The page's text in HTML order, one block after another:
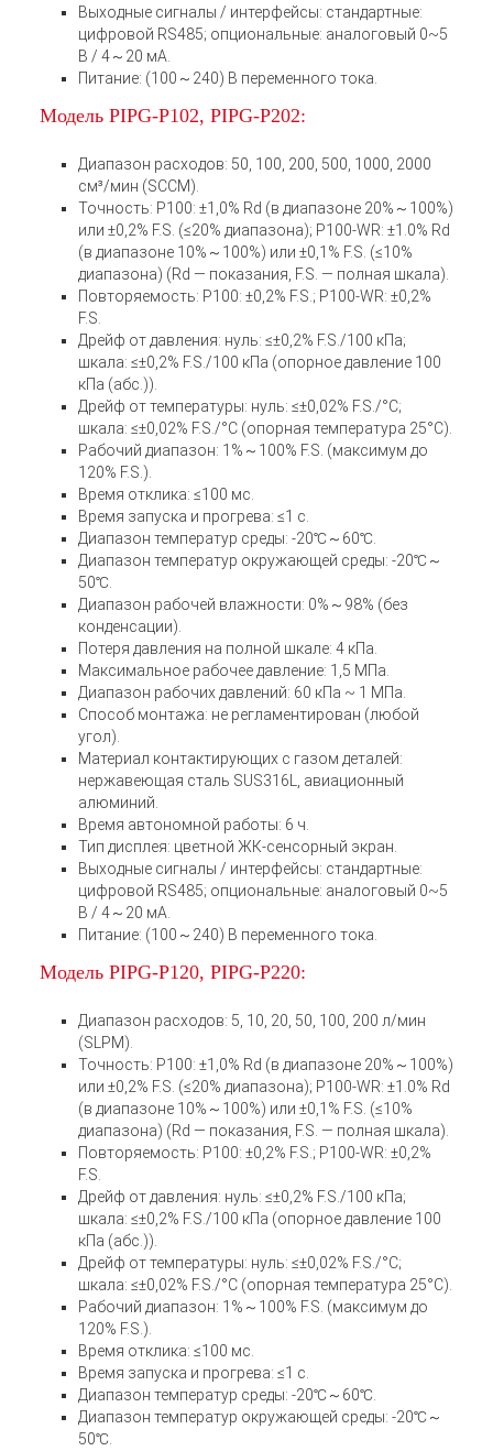
Выходные сигналы / интерфейсы: стандартные:
цифровой RS485; опциональные: аналоговый 0~5
В / 4～20 мА.
Питание: (100～240) В переменного тока.
Модель PIPG-P102, PIPG-P202:
Диапазон расходов: 50, 100, 200, 500, 1000, 2000
см³/мин (SCCM).
Точность: P100: ±1,0% Rd (в диапазоне 20%～100%)
или ±0,2% F.S. (≤20% диапазона); P100-WR: ±1.0% Rd
(в диапазоне 10%～100%) или ±0,1% F.S. (≤10%
диапазона) (Rd — показания, F.S. — полная шкала).
Повторяемость: P100: ±0,2% F.S.; P100-WR: ±0,2%
F.S.
Дрейф от давления: нуль: ≤±0,2% F.S./100 кПа;
шкала: ≤±0,2% F.S./100 кПа (опорное давление 100
кПа (абс.)).
Дрейф от температуры: нуль: ≤±0,02% F.S./°C;
шкала: ≤±0,02% F.S./°C (опорная температура 25°C).
Рабочий диапазон: 1%～100% F.S. (максимум до
120% F.S.).
Время отклика: ≤100 мс.
Время запуска и прогрева: ≤1 с.
Диапазон температур среды: -20℃～60℃.
Диапазон температур окружающей среды: -20℃～
50℃.
Диапазон рабочей влажности: 0%～98% (без
конденсации).
Потеря давления на полной шкале: 4 кПа.
Максимальное рабочее давление: 1,5 МПа.
Диапазон рабочих давлений: 60 кПа ~ 1 МПа.
Способ монтажа: не регламентирован (любой
угол).
Материал контактирующих с газом деталей:
нержавеющая сталь SUS316L, авиационный
алюминий.
Время автономной работы: 6 ч.
Тип дисплея: цветной ЖК-сенсорный экран.
Выходные сигналы / интерфейсы: стандартные:
цифровой RS485; опциональные: аналоговый 0~5
В / 4～20 мА.
Питание: (100～240) В переменного тока.
Модель PIPG-P120, PIPG-P220:
Диапазон расходов: 5, 10, 20, 50, 100, 200 л/мин
(SLPM).
Точность: P100: ±1,0% Rd (в диапазоне 20%～100%)
или ±0,2% F.S. (≤20% диапазона); P100-WR: ±1.0% Rd
(в диапазоне 10%～100%) или ±0,1% F.S. (≤10%
диапазона) (Rd — показания, F.S. — полная шкала).
Повторяемость: P100: ±0,2% F.S.; P100-WR: ±0,2%
F.S.
Дрейф от давления: нуль: ≤±0,2% F.S./100 кПа;
шкала: ≤±0,2% F.S./100 кПа (опорное давление 100
кПа (абс.)).
Дрейф от температуры: нуль: ≤±0,02% F.S./°C;
шкала: ≤±0,02% F.S./°C (опорная температура 25°C).
Рабочий диапазон: 1%～100% F.S. (максимум до
120% F.S.).
Время отклика: ≤100 мс.
Время запуска и прогрева: ≤1 с.
Диапазон температур среды: -20℃～60℃.
Диапазон температур окружающей среды: -20℃～
50℃.